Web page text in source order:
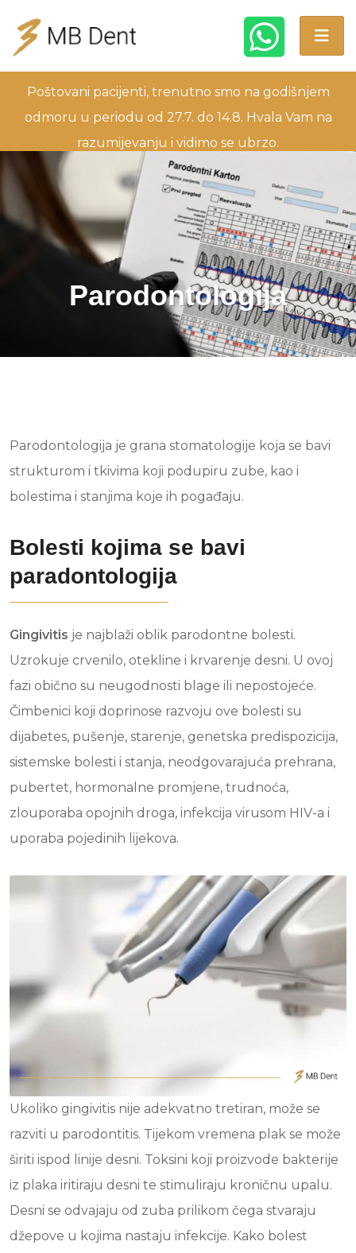
Poštovani pacijenti, trenutno smo na godišnjem
odmoru u periodu od 27.7. do 14.8. Hvala Vam na
razumijevanju i vidimo se ubrzo.
Parodontologija
Parodontologija je grana stomatologije koja se bavi
strukturom i tkivima koji podupiru zube, kao i
bolestima i stanjima koje ih pogađaju.
Bolesti kojima se bavi
paradontologija
Gingivitis je najblaži oblik parodontne bolesti.
Uzrokuje crvenilo, otekline i krvarenje desni. U ovoj
fazi obično su neugodnosti blage ili nepostojeće.
Čimbenici koji doprinose razvoju ove bolesti su
dijabetes, pušenje, starenje, genetska predispozicija,
sistemske bolesti i stanja, neodgovarajuća prehrana,
pubertet, hormonalne promjene, trudnoća,
zlouporaba opojnih droga, infekcija virusom HIV-a i
uporaba pojedinih lijekova.
Ukoliko gingivitis nije adekvatno tretiran, može se
razviti u parodontitis. Tijekom vremena plak se može
širiti ispod linije desni. Toksini koji proizvode bakterije
iz plaka iritiraju desni te stimuliraju kroničnu upalu.
Desni se odvajaju od zuba prilikom čega stvaraju
džepove u kojima nastaju infekcije. Kako bolest